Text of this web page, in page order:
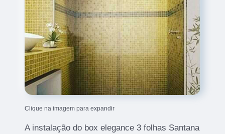
Clique na imagem para expandir
A instalação do box elegance 3 folhas Santana